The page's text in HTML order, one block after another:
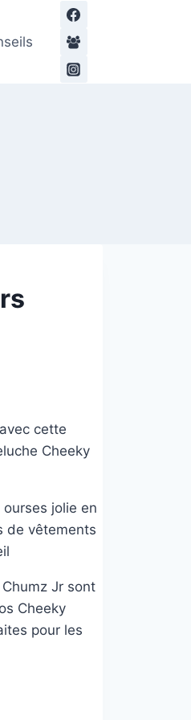
cette
Cheeky
jolie en
de vêtements
Jr sont
Cheeky
pour les